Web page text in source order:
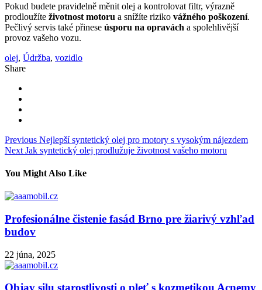
Pokud budete pravidelně měnit olej a kontrolovat filtr, výrazně
prodloužíte životnost motoru a snížíte riziko vážného poškození.
Pečlivý servis také přinese úsporu na opravách a spolehlivější
provoz vašeho vozu.
olej, Údržba, vozidlo
Share
Navigácia
v
článku
Previous Nejlepší syntetický olej pro motory s vysokým nájezdem
Next Jak syntetický olej prodlužuje životnost vašeho motoru
You Might Also Like
Profesionálne čistenie fasád Brno pre žiarivý vzhľad
budov
22 júna, 2025